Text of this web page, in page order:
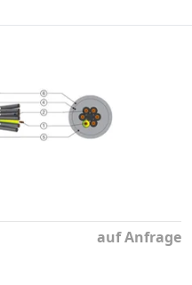
auf Anfrage